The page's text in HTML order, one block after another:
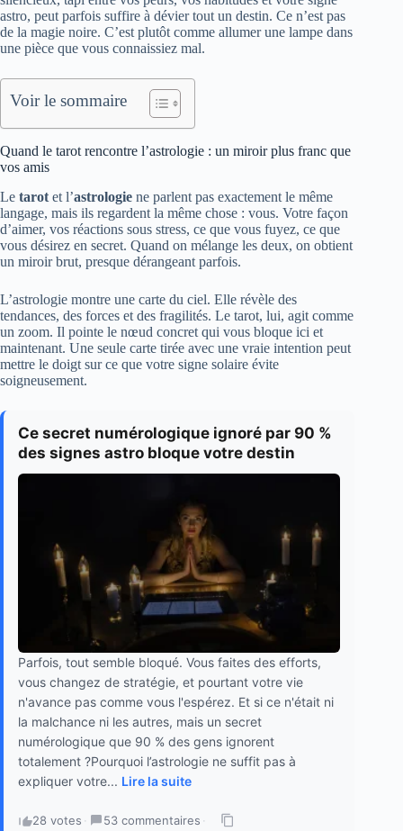
astro, peut parfois suffire à dévier tout un destin. Ce n’est pas
de la magie noire. C’est plutôt comme allumer une lampe dans
une pièce que vous connaissiez mal.
Voir le sommaire
Quand le tarot rencontre l’astrologie : un miroir plus franc que
vos amis
Le tarot et l’astrologie ne parlent pas exactement le même
langage, mais ils regardent la même chose : vous. Votre façon
d’aimer, vos réactions sous stress, ce que vous fuyez, ce que
vous désirez en secret. Quand on mélange les deux, on obtient
un miroir brut, presque dérangeant parfois.
L’astrologie montre une carte du ciel. Elle révèle des
tendances, des forces et des fragilités. Le tarot, lui, agit comme
un zoom. Il pointe le nœud concret qui vous bloque ici et
maintenant. Une seule carte tirée avec une vraie intention peut
mettre le doigt sur ce que votre signe solaire évite
soigneusement.
Ce secret numérologique ignoré par 90 %
des signes astro bloque votre destin
Parfois, tout semble bloqué. Vous faites des efforts,
vous changez de stratégie, et pourtant votre vie
n'avance pas comme vous l'espérez. Et si ce n'était ni
la malchance ni les autres, mais un secret
numérologique que 90 % des gens ignorent
totalement ?Pourquoi l’astrologie ne suffit pas à
expliquer votre... Lire la suite
28 votes · 53 commentaires ·